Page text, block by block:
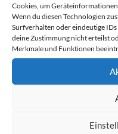
Cookies, um
Wenn du diesen Technologien
Surfverhalten oder eindeutige
deine Zustimmung nicht erteilst
Merkmale und Funktionen
Am Sonntag
Wir feiern
Familie Day
Die